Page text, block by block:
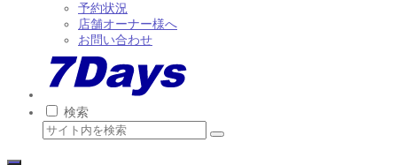
予約状況
店舗オーナー様へ
お問い合わせ
検索